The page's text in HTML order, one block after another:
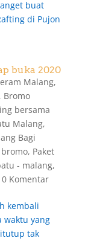
buat
di Pujon
buka 2020
Malang,
Bromo
bersama
Malang,
Bagi
, Paket
- malang,
0 Komentar
kembali
waktu yang
tak